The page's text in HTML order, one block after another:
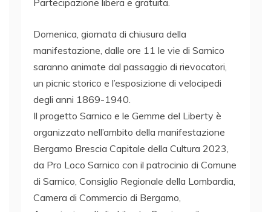
Domenica, giornata di chiusura della
manifestazione, dalle ore 11 le vie di Sarnico
saranno animate dal passaggio di rievocatori,
un picnic storico e l’esposizione di velocipedi
degli anni 1869-1940.
Il progetto Sarnico e le Gemme del Liberty è
organizzato nell’ambito della manifestazione
Bergamo Brescia Capitale della Cultura 2023,
da Pro Loco Sarnico con il patrocinio di Comune
di Sarnico, Consiglio Regionale della Lombardia,
Camera di Commercio di Bergamo,